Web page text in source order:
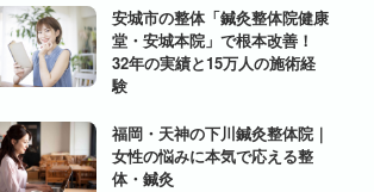
安城市の整体「鍼灸整体院健康
堂・安城本院」で根本改善！
32年の実績と15万人の施術経
験
福岡・天神の下川鍼灸整体院｜
女性の悩みに本気で応える整
体・鍼灸